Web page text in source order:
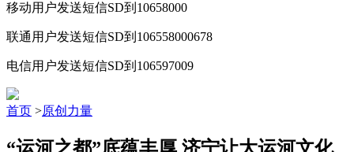
移动用户发送短信SD到10658000
联通用户发送短信SD到106558000678
电信用户发送短信SD到106597009
首页 >原创力量